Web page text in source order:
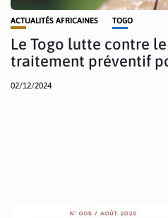
ACTUALITÉS AFRICAINES TOGO
Le Togo lutte contre
traitement préventif
02/12/2024